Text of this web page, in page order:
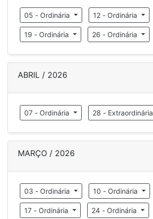
05 - Ordinária 12 - Ordinária
19 - Ordinária 26 - Ordinária
ABRIL / 2026
07 - Ordinária 28 - Extraordinária
MARÇO / 2026
03 - Ordinária 10 - Ordinária
17 - Ordinária 24 - Ordinária